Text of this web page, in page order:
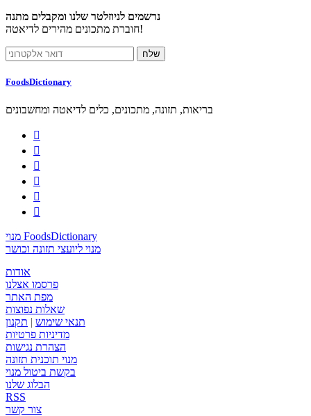
נרשמים לניוזלטר שלנו ומקבלים מתנה
חוברת מתכונים מהירים לדיאטה!
FoodsDictionary
בריאות, תזונה, מתכונים, כלים לדיאטה ומחשבונים






מנוי FoodsDictionary
מנוי ליועצי תזונה וכושר
אודות
פרסמו אצלנו
מפת האתר
שאלות נפוצות
תנאי שימוש | תקנון
מדיניות פרטיות
הצהרת נגישות
מנוי תוכנית תזונה
בקשת ביטול מנוי
הבלוג שלנו
RSS
צור קשר